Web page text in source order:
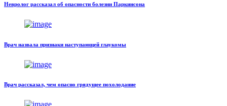
Невролог рассказал об опасности болезни Паркинсона
Врач назвала признаки наступающей глаукомы
Врач рассказал, чем опасно грядущее похолодание